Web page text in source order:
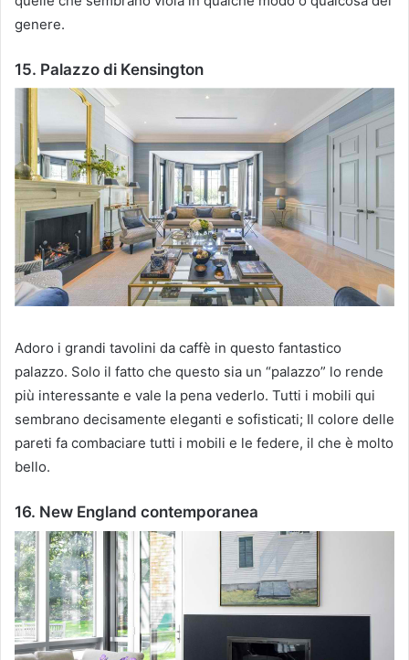
genere.
15. Palazzo di Kensington
Adoro i grandi tavolini da caffè in questo fantastico
palazzo. Solo il fatto che questo sia un “palazzo” lo rende
più interessante e vale la pena vederlo. Tutti i mobili qui
sembrano decisamente eleganti e sofisticati; Il colore delle
pareti fa combaciare tutti i mobili e le federe, il che è molto
bello.
16. New England contemporanea